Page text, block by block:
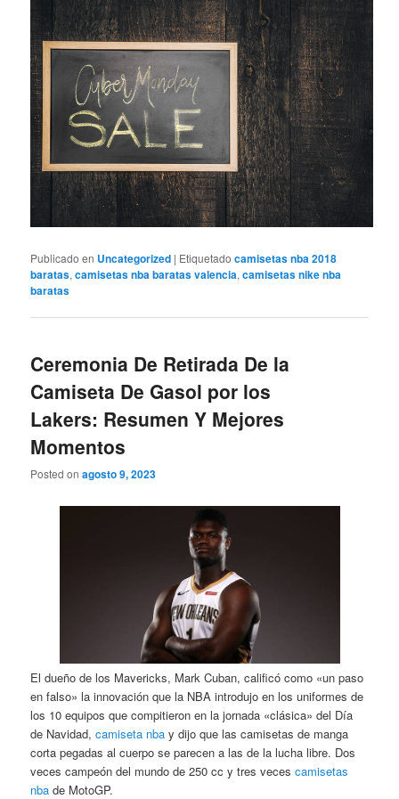
Publicado en Uncategorized | Etiquetado camisetas nba 2018
baratas,camisetas nba baratas valencia,camisetas nike nba
baratas
Ceremonia De Retirada De la
Camiseta De Gasol por los
Lakers: Resumen Y Mejores
Momentos
Posted onagosto 9, 2023
El dueño de los Mavericks, Mark Cuban, calificó como «un paso
en falso» la innovación que la NBA introdujo en los uniformes de
los 10 equipos que compitieron en la jornada «clásica» del Día
de Navidad,camiseta nba y dijo que las camisetas de manga
corta pegadas al cuerpo se parecen a las de la lucha libre. Dos
veces campeón del mundo de 250 cc y tres vecescamisetas
nba de MotoGP.